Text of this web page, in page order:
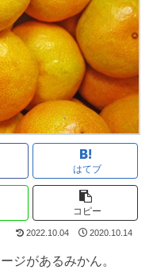
はてブ
コピー
2022.10.04 2020.10.14
ジがあるみかん。